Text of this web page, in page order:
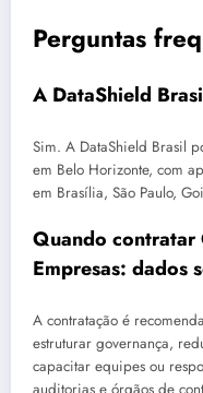
Perguntas
A DataShield
Sim. A DataShield Brasil
em Belo Horizonte, com
em Brasília, São Paulo,
Quando contratar
Empresas: dados
A contratação é
estruturar governança,
capacitar equipes ou
auditorias e órgãos de